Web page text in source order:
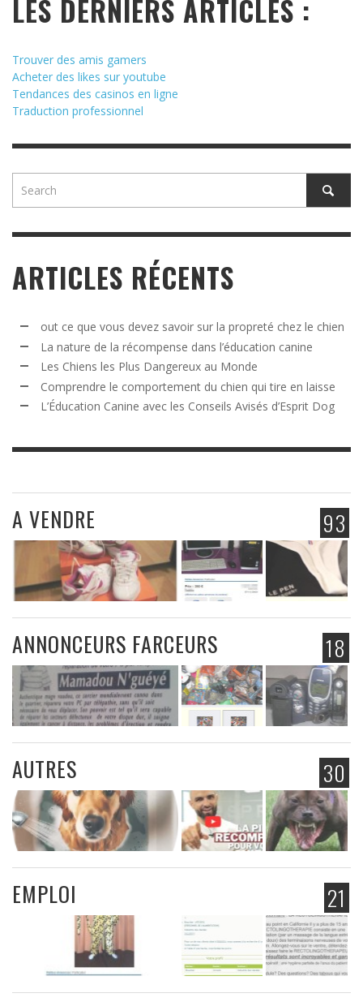
LES DERNIERS ARTICLES :
Trouver des amis gamers
Acheter des likes sur youtube
Tendances des casinos en ligne
Traduction professionnel
ARTICLES RÉCENTS
out ce que vous devez savoir sur la propreté chez le chien
La nature de la récompense dans l’éducation canine
Les Chiens les Plus Dangereux au Monde
Comprendre le comportement du chien qui tire en laisse
L’Éducation Canine avec les Conseils Avisés d’Esprit Dog
93
A VENDRE
18
ANNONCEURS FARCEURS
30
AUTRES
21
EMPLOI